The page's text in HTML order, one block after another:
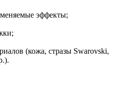
эффекты;
(кожа, стразы Swarovski,